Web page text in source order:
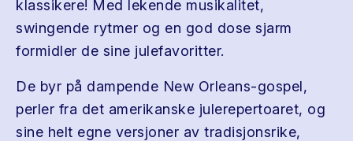
klassikere! Med lekende musikalitet,
swingende rytmer og en god dose sjarm
formidler de sine julefavoritter.
De byr på dampende New Orleans-gospel,
perler fra det amerikanske julerepertoaret, og
sine helt egne versjoner av tradisjonsrike,